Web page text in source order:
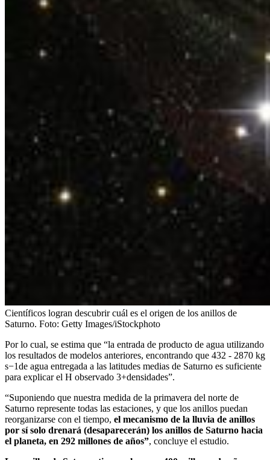
Científicos logran descubrir cuál es el origen de los anillos de
Saturno. Foto: Getty Images/iStockphoto
Por lo cual, se estima que “la entrada de producto de agua utilizando
los resultados de modelos anteriores, encontrando que 432 - 2870 kg
s−1de agua entregada a las latitudes medias de Saturno es suficiente
para explicar el H observado 3+densidades”.
“Suponiendo que nuestra medida de la primavera del norte de
Saturno represente todas las estaciones, y que los anillos puedan
reorganizarse con el tiempo, el mecanismo de la lluvia de anillos
por sí solo drenará (desaparecerán) los anillos de Saturno hacia
el planeta, en 292 millones de años”, concluye el estudio.